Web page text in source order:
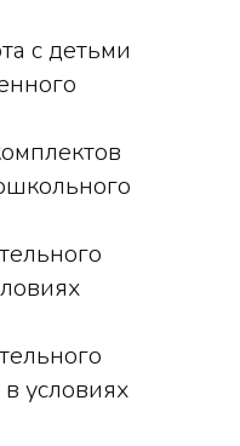
с детьми
условиях